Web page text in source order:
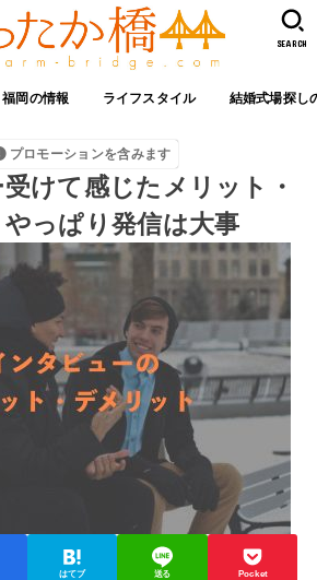
福岡の情報 ライフスタイル 結婚式場探し
SEARCH
プロモーションを含みます
けて感じたメリット・
っぱり発信は大事
はてブ 送る Pocket